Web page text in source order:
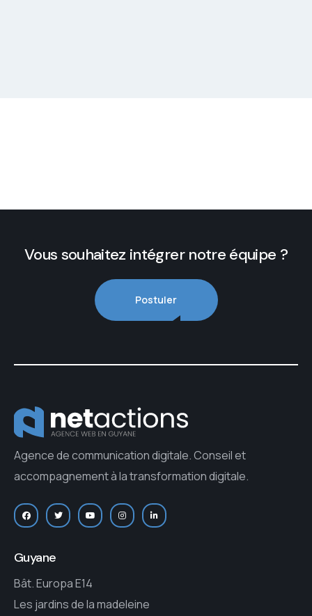
Vous souhaitez intégrer notre équipe ?
Postuler
Agence de communication digitale. Conseil et
accompagnement à la transformation digitale.
Guyane
Bât. Europa E14
Les jardins de la madeleine